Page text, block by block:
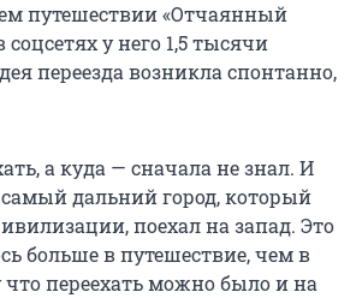
путешествии «Отчаянный
соцсетях у него 1,5 тысячи
переезда возникла спонтанно,
а куда — сначала не знал. И
дальний город, который
поехал на запад. Это
больше в путешествие, чем в
что переехать можно было и на